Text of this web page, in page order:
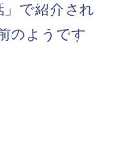
で紹介され
のようです